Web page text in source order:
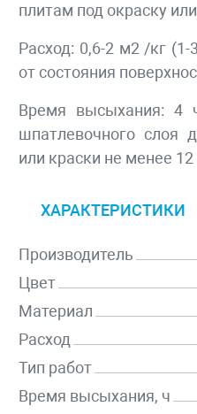
плитам под окраску
Расход: 0,6-2 м2 /кг
от состояния
Время высыхания: 4
шпатлевочного слоя
или краски не менее 12
ХАРАКТЕРИСТИКИ
Производитель
Цвет
Материал
Расход
Тип работ
Время высыхания, ч